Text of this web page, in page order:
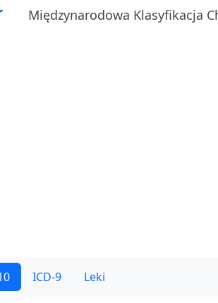
Międzynarodowa Klasyfikacja
ICD-9 Leki